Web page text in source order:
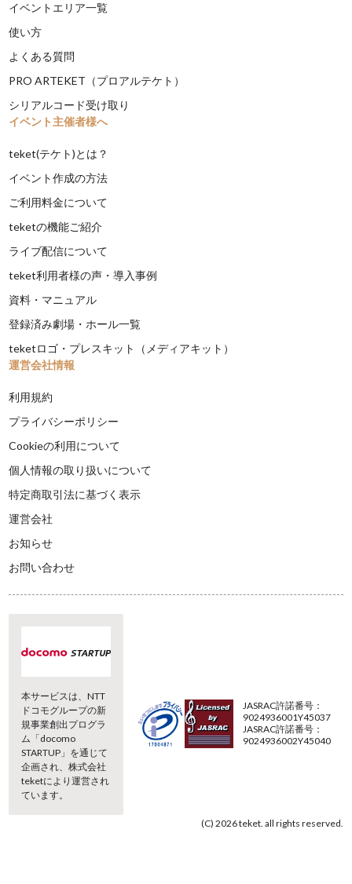
イベントエリア一覧
使い方
よくある質問
PRO ARTEKET（プロアルテケト）
シリアルコード受け取り
イベント主催者様へ
teket(テケト)とは？
イベント作成の方法
ご利用料金について
teketの機能ご紹介
ライブ配信について
teket利用者様の声・導入事例
資料・マニュアル
登録済み劇場・ホール一覧
teketロゴ・プレスキット（メディアキット）
運営会社情報
利用規約
プライバシーポリシー
Cookieの利用について
個人情報の取り扱いについて
特定商取引法に基づく表示
運営会社
お知らせ
お問い合わせ
本サービスは、NTT
ドコモグループの新
規事業創出プログラ
ム「docomo
STARTUP」を通じて
企画され、株式会社
teketにより運営され
ています。
JASRAC許諾番号：
9024936001Y45037
JASRAC許諾番号：
9024936002Y45040
(C) 2026 teket. all rights reserved.